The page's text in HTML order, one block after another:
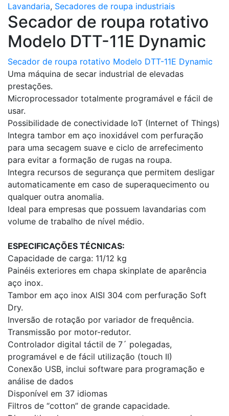
Lavandaria, Secadores de roupa industriais
Secador de roupa rotativo
Modelo DTT-11E Dynamic
Secador de roupa rotativo Modelo DTT-11E Dynamic
Uma máquina de secar industrial de elevadas
prestações.
Microprocessador totalmente programável e fácil de
usar.
Possibilidade de conectividade IoT (Internet of Things)
Integra tambor em aço inoxidável com perfuração
para uma secagem suave e ciclo de arrefecimento
para evitar a formação de rugas na roupa.
Integra recursos de segurança que permitem desligar
automaticamente em caso de superaquecimento ou
qualquer outra anomalia.
Ideal para empresas que possuem lavandarias com
volume de trabalho de nível médio.
ESPECIFICAÇÕES TÉCNICAS:
Capacidade de carga: 11/12 kg
Painéis exteriores em chapa skinplate de aparência
aço inox.
Tambor em aço inox AISI 304 com perfuração Soft
Dry.
Inversão de rotação por variador de frequência.
Transmissão por motor-redutor.
Controlador digital táctil de 7´ polegadas,
programável e de fácil utilização (touch II)
Conexão USB, inclui software para programação e
análise de dados
Disponível em 37 idiomas
Filtros de “cotton” de grande capacidade.